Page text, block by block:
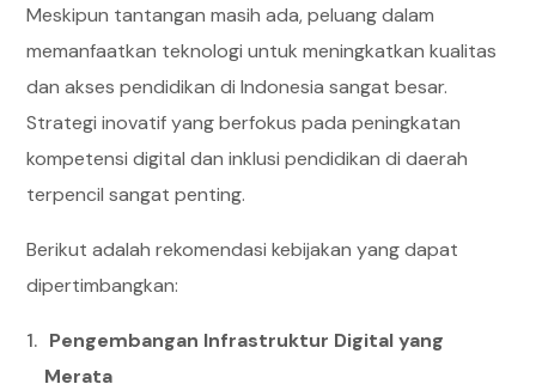
Meskipun tantangan masih ada, peluang dalam
memanfaatkan teknologi untuk meningkatkan kualitas
dan akses pendidikan di Indonesia sangat besar.
Strategi inovatif yang berfokus pada peningkatan
kompetensi digital dan inklusi pendidikan di daerah
terpencil sangat penting.
Berikut adalah rekomendasi kebijakan yang dapat
dipertimbangkan:
Pengembangan Infrastruktur Digital yang
Merata